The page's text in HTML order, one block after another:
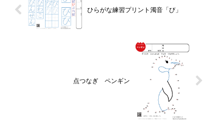
ひらがな練習プリント濁音「び」
点つなぎ ペンギン